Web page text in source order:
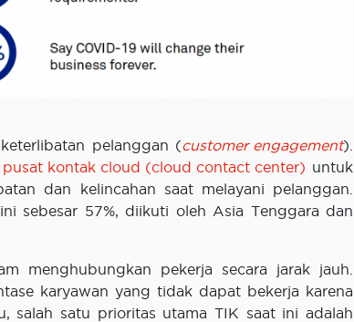
pelanggan (customer engagement).
pusat kontak cloud (cloud contact center) untuk
dan kelincahan saat melayani pelanggan.
sebesar 57%, diikuti oleh Asia Tenggara dan
menghubungkan pekerja secara jarak jauh.
karyawan yang tidak dapat bekerja karena
salah satu prioritas utama TIK saat ini adalah